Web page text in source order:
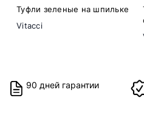
Туфли зеленые на шпильке
Vitacci
90 дней гарантии